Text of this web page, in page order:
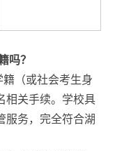
吗？
（或社会考生身
相关手续。学校具
服务，完全符合湖